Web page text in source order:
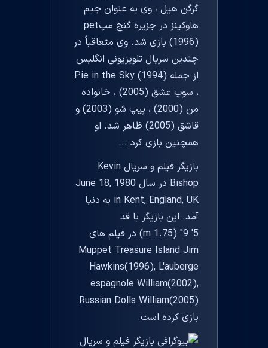
گرگن هیل ، وی به عنوان جیم
هاوکینز در جزیره گنج مپpet
(1996) بازی شد. وی متعاقباً در
چندین سریال تلویزیونی انگلیس
از جمله Pie in the Sky (1994)
، سوپ عشق (2005) ، خانواده
من (2000) ، پیپ شو (2003) و
قاشق (2005) ظاهر شد. او
همچنین بازی کرد ...
بازیگر فیلم و سریال Kevin
Bishop در سال June 18, 1980
in Kent, England, UK به دنیا
آمد. این بازیگر با قد
5' 9" (1.75 m) در فیلم های
Muppet Treasure Island Jim
Hawkins(1996), L'auberge
espagnole William(2002),
Russian Dolls William(2005)
بازی کرده است.